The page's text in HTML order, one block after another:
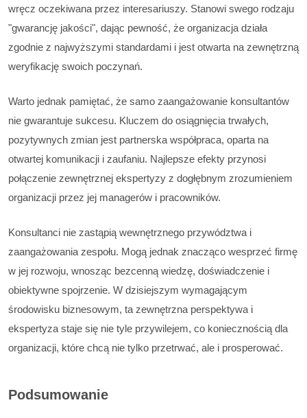
wręcz oczekiwana przez interesariuszy. Stanowi swego rodzaju
"gwarancję jakości", dając pewność, że organizacja działa
zgodnie z najwyższymi standardami i jest otwarta na zewnętrzną
weryfikację swoich poczynań.
Warto jednak pamiętać, że samo zaangażowanie konsultantów
nie gwarantuje sukcesu. Kluczem do osiągnięcia trwałych,
pozytywnych zmian jest partnerska współpraca, oparta na
otwartej komunikacji i zaufaniu. Najlepsze efekty przynosi
połączenie zewnętrznej ekspertyzy z dogłębnym zrozumieniem
organizacji przez jej managerów i pracowników.
Konsultanci nie zastąpią wewnętrznego przywództwa i
zaangażowania zespołu. Mogą jednak znacząco wesprzeć firmę
w jej rozwoju, wnosząc bezcenną wiedzę, doświadczenie i
obiektywne spojrzenie. W dzisiejszym wymagającym
środowisku biznesowym, ta zewnętrzna perspektywa i
ekspertyza staje się nie tyle przywilejem, co koniecznością dla
organizacji, które chcą nie tylko przetrwać, ale i prosperować.
Podsumowanie